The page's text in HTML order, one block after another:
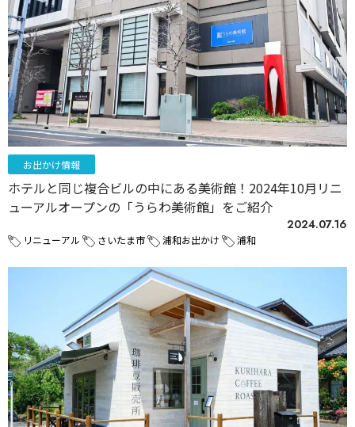
お出かけ情報
ホテルと同じ複合ビルの中にある美術館！2024年10月リニ
ューアルオープンの「うらわ美術館」をご紹介
2024.07.16
リニューアル さいたま市 浦和お出かけ 浦和